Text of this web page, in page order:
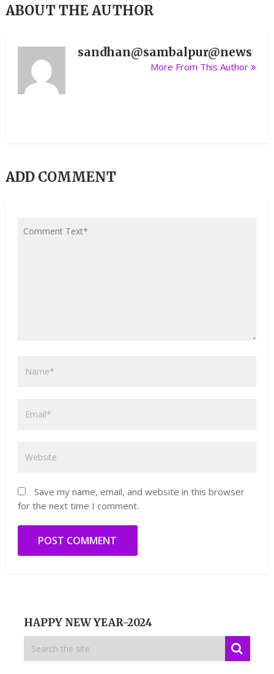
ABOUT THE AUTHOR
sandhan@sambalpur@news
More From This Author
ADD COMMENT
Save my name, email, and website in this browser
for the next time I comment.
HAPPY NEW YEAR-2024